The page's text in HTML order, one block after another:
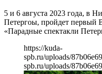
5 и 6 августа 2023 года, в
Петергоы, пройдет первый
«Парадные спектакли
https://kuda-
spb.ru/uploads/
spb.ru/uploads/